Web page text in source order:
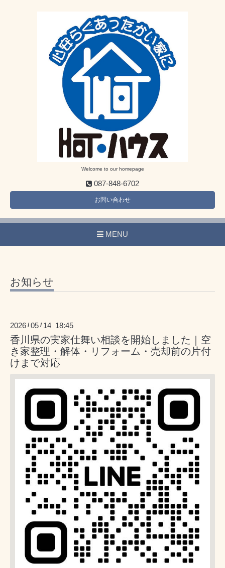
Welcome to our homepage
087-848-6702
お問い合わせ
MENU
お知らせ
2026 /05 / 14 18:45
香川県の実家仕舞い相談を開始しました｜空
き家整理・解体・リフォーム・売却前の片付
けまで対応